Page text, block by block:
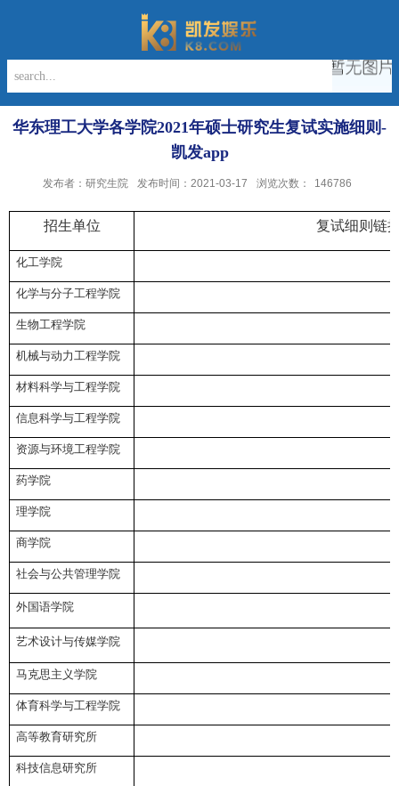
华东理工大学各学院2021年硕士研究生复试实施细则-
凯发app
发布者：研究生院 发布时间：2021-03-17 浏览次数： 146786
招生单位 复试细则 链
化工学院
化学与分子工程学院
生物工程学院
机械与动力工程学院
材料科学与工程学院
信息科学与工程学院
资源与环境工程学院
药学院
理学院
商学院
社会与公共管理学院
外国语学院
艺术设计与传媒学院
马克思主义学院
体育科学与工程学院
高等教育研究所
科技信息研究所